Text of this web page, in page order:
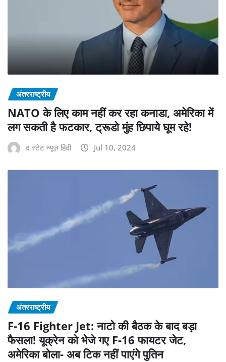
अंतरराष्ट्रीय
NATO के लिए काम नहीं कर रहा कनाडा, अमेरिका में
लग सकती है फटकार, ट्रूडो मुंह छिपाये घूम रहे!
द स्टेट न्यूज़ हिंदी Jul 10, 2024
अंतरराष्ट्रीय
F-16 Fighter Jet: नाटो की बैठक के बाद बड़ा
फैसला! यूक्रेन को भेजे गए F-16 फायटर जेट,
अमेरिका बोला- अब टिक नहीं पाएंगे पुतिन